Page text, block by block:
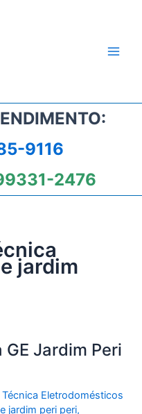
9116
2476
jardim
Jardim Peri
Eletrodomésticos
jardim peri peri,